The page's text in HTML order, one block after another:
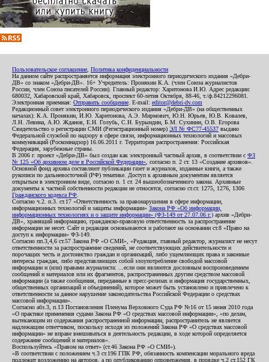
Пользовательское соглашение Политика конфиденциальности
На данном сайте распространяется информация электронного периодического издания «Дебри-
ДВ» со знаком «Дебри-ДВ». 16+ Учредитель: Пронякин К.А. (член Союза журналистов
России, член Союза писателей России). Главный редактор: Харитонова И.Ю. Адрес редакции:
680032, Хабаровский край, Хабаровск, проспект 60-летия Октября, 88-46, т./ф.84212296081.
Электронная приемная: Отправить сообщение . E-mail: editor@debri-dv.com
Редакционный совет электронного периодического издания «Дебри-ДВ» (на общественных
началах): К.А. Пронякин, И.Ю. Харитонова, А.Э. Мирмович, Ю.Н. Юрьев, Ю.В. Ковалев,
Л.Н. Левина, А.Ю. Жданов, Е.Н. Голубь, С.Н. Бурындин, Б.М. Сухинин, О.В. Егорова
Свидетельство о регистрации СМИ (Регистрационный номер) ЭЛ № ФС77-45537 выдано
Федеральной службой по надзору в сфере связи, информационных технологий и массовых
коммуникаций (Роскомнадзор) 16.06.2011 г. Территория распространения: Российская
Федерация, зарубежные страны.
В 2006 г. проект «Дебри-ДВ» был создан как электронный частный архив, в соответствии с ФЗ
№ 125 «Об архивном деле в Российской Федерации» , согласно п. 2 ст. 13 «Создание архивов».
Основной фонд архива составляют публикации газет и журналов, изданные книги, а также
рукописи по дальневосточной (РФ) тематике. Доступ к архивным документам является
открытым в электронном виде, согласно п. 1 ст. 24 вышеобозначенного закона. Архивные
документы к частной собственности редакции не относятся, согласно ст.ст. 1275, 1276, 1306
Гражданского кодекса РФ
Согласно ч.2. п.3. ст.17 «Ответственность за правонарушения в сфере информации,
информационных технологий и защиты информации» Закона РФ «Об информации,
информационных технологиях и о защите информации» (ФЗ-149 от 27.07.06 г.) архив «Дебри-
ДВ», хранящий информацию, гражданско-правовую ответственность за распространение
информации не несет. Сайт и редакция основываются и работают на основании ст.8 «Право на
доступ к информации» ФЗ-149.
Согласно пп.3,4,6 ст.57 Закона РФ «О СМИ», «Редакция, главный редактор, журналист не несут
ответственности за распространение сведений, не соответствующих действительности и
порочащих честь и достоинство граждан и организаций, либо ущемляющих права и законные
интересы граждан, либо представляющих собой злоупотребление свободой массовой
информации и (или) правами журналиста: ...если они являются дословным воспроизведением
сообщений и материалов или их фрагментов, распространенных другим средством массовой
информации (а также сообщения, переданные в пресс-релизах и информация государственных,
общественных организаций и объединений), которое может быть установлено и привлечено к
ответственности за данное нарушение законодательства Российской Федерации о средствах
массовой информации».
Согласно абз.3, п.13 Постановления Пленума Верховного Суда РФ №16 от 15 июня 2010 года
«О практике применения судами Закона РФ «О средствах массовой информации», «по делам,
вытекающим из содержания распространенной информации, распространитель не является
надлежащим ответчиком, поскольку исходя из положений Закона РФ «О средствах массовой
информации» не вправе вмешиваться в деятельность редакции, в ходе которой определяется
содержание сообщений и материалов».
Воспользуйтесь «Правом на ответ» (ст.46 Закона РФ «О СМИ»).
«В соответствии с положением ч.3 ст.196 ГПК РФ, обязанность компенсации морального вреда
подлежит возложению на авторов, а по опубликованию опровержения, в порядке ч.2 ст.152 ГК